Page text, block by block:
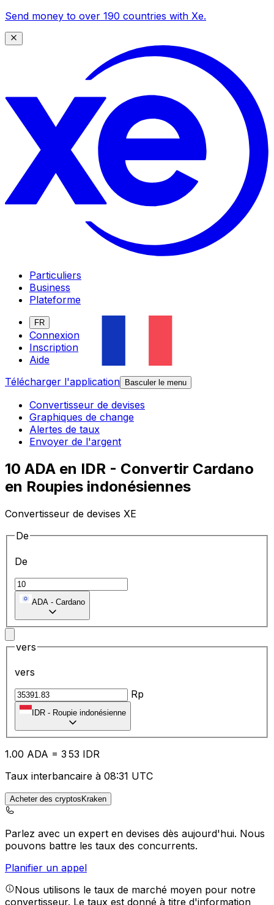
Send money to over 190 countries with Xe.
Particuliers
Business
Plateforme
FR
Connexion
Inscription
Aide
Télécharger l'application
Basculer le menu
Convertisseur de devises
Graphiques de change
Alertes de taux
Envoyer de l'argent
10 ADA en IDR - Convertir Cardano
en Roupies indonésiennes
Convertisseur de devises XE
De
De
ADA - Cardano
vers
vers
Rp
IDR - Roupie indonésienne
1.00 ADA = 3 53 IDR
Taux interbancaire à 08:31 UTC
Acheter des cryptosKraken
Parlez avec un expert en devises dès aujourd'hui. Nous
pouvons battre les taux des concurrents.
Planifier un appel
Nous utilisons le taux de marché moyen pour notre
convertisseur. Le taux est donné à titre d'information